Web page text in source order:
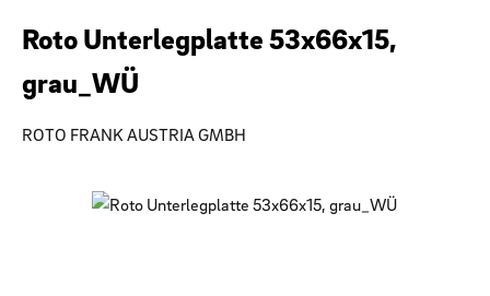
Roto Unterlegplatte 53x66x15,
grau_WÜ
ROTO FRANK AUSTRIA GMBH
Bildergalerie überspringen